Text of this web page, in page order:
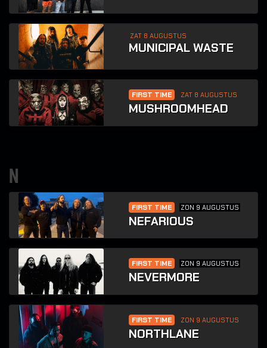
ZAT 8 AUGUSTUS
MUNICIPAL WASTE
FIRST TIME ZAT 8 AUGUSTUS
MUSHROOMHEAD
n
FIRST TIME ZON 9 AUGUSTUS
NEFARIOUS
FIRST TIME ZON 9 AUGUSTUS
NEVERMORE
FIRST TIME ZON 9 AUGUSTUS
NORTHLANE